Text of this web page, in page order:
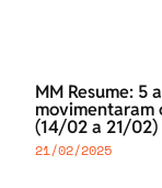
MM Resume: 5
movimentaram
(14/02 a 21/02)
21/02/2025